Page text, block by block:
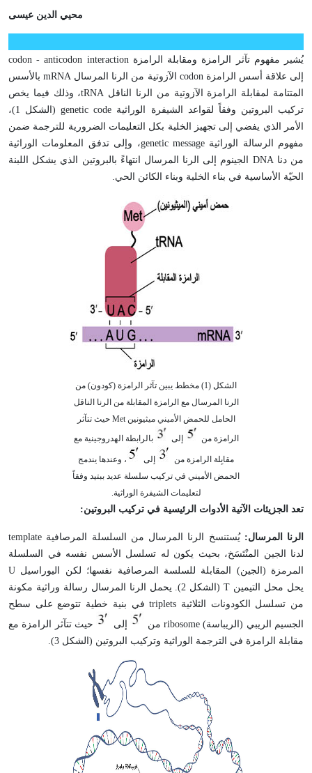
محيي الدين عيسى
يُشير مفهوم تآثر الرامزة ومقابلة الرامزة codon - anticodon interaction
إلى علاقة أسس الرامزة codon الآزوتية من الرنا المرسال mRNA بالأسس
المتتامة لمقابلة الرامزة الآزوتية من الرنا الناقل tRNA، وذلك فيما يخص
تركيب البروتين وفقاً لقواعد الشيفرة الوراثية genetic code (الشكل 1)،
الأمر الذي يفضي إلى تجهيز الخلية بكل التعليمات الضرورية للترجمة ضمن
مفهوم الرسالة الوراثية genetic message، وإلى تدفق المعلومات الوراثية
من دنا DNA الجينوم إلى الرنا المرسال انتهاءً بالبروتين الذي يشكل اللبنة
الحيّة الأساسية في بناء الخلية وبناء الكائن الحي.
الشكل (1) مخطط يبين تآثر الرامزة (كودون) من
الرنا المرسال مع الرامزة المقابلة من الرنا الناقل
الحامل للحمض الأميني ميثيونين Met حيث تتآثر
الرامزة من
إلى بالرابطة الهدروجينية مع
مقابِلة الرامزة من إلى
، وعندها يندمج
الحمض الأميني في تركيب سلسلة عديد ببتيد وفقاً
لتعليمات الشيفرة الوراثية.
تعد الجزيئات الآتية الأدوات الرئيسية في تركيب البروتين:
الرنا المرسال:
يُستنسخ الرنا المرسال من السلسلة المرصافية template
لدنا الجين المنْتَسَخ، بحيث يكون له تسلسل الأسس نفسه في السلسلة
المرمزة (الجين) المقابلة للسلسة المرصافية نفسها؛ لكن اليوراسيل U
يحل محل التيمين T (الشكل 2). يحمل الرنا المرسال رسالة وراثية مكونة
من تسلسل الكودونات الثلاثية triplets في بنية خطية تتوضع على سطح
الجسيم الريبي (الريباسة) ribosome من
إلى
حيث تتآثر الرامزة مع
مقابلة الرامزة في الترجمة الوراثية وتركيب البروتين (الشكل 3).